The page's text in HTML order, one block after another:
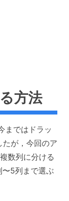
方法
まではドラッ
が，今回のア
数列に分ける
5列まで選ぶ